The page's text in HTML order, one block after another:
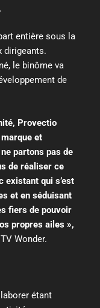
entière sous la
dirigeants.
le binôme va
de
Provectio
et
partons pas de
de réaliser ce
existant qui s’est
et en séduisant
fiers de pouvoir
propres ailes »,
Wonder.
étant